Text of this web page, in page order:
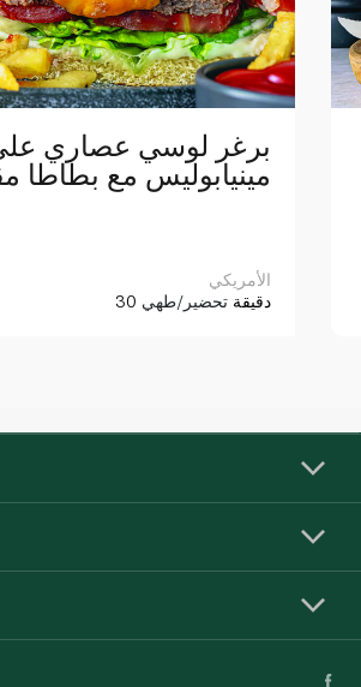
برغر لوسي عصاري
مينيابوليس مع بطاطا
الأمريكي
30 دقيقة تحضير/طهي